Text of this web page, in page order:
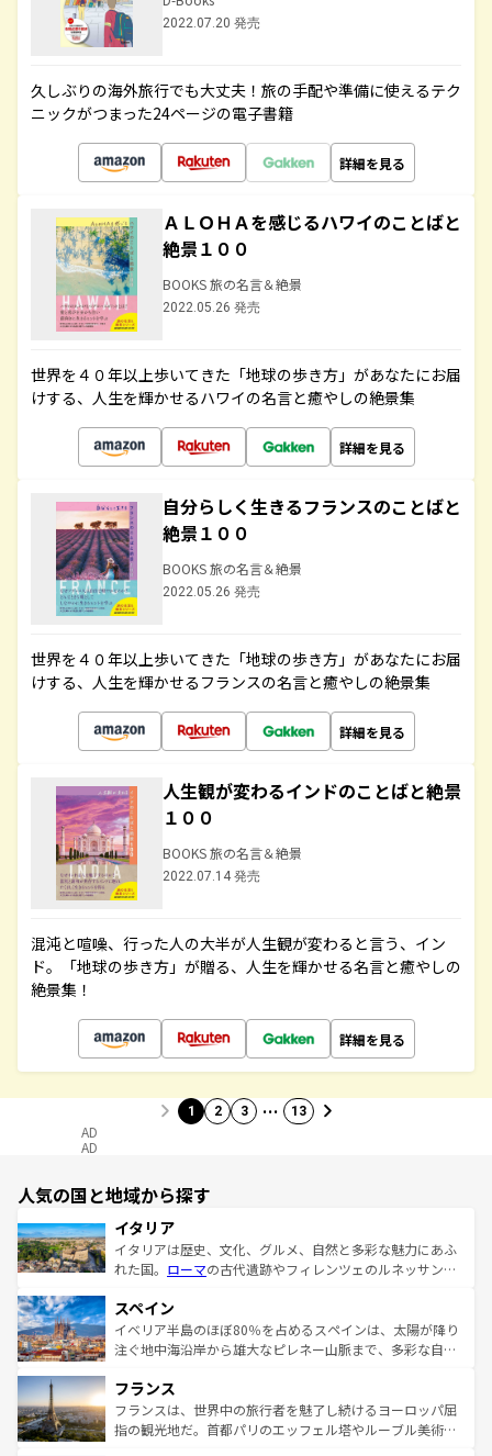
2022.07.20 発売
久しぶりの海外旅行でも大丈夫！旅の手配や準備に使えるテク
ニックがつまった24ページの電子書籍
詳細を見る
ＡＬＯＨＡを感じるハワイのことばと
絶景１００
BOOKS 旅の名言＆絶景
2022.05.26 発売
世界を４０年以上歩いてきた「地球の歩き方」があなたにお届
けする、人生を輝かせるハワイの名言と癒やしの絶景集
詳細を見る
自分らしく生きるフランスのことばと
絶景１００
BOOKS 旅の名言＆絶景
2022.05.26 発売
世界を４０年以上歩いてきた「地球の歩き方」があなたにお届
けする、人生を輝かせるフランスの名言と癒やしの絶景集
詳細を見る
人生観が変わるインドのことばと絶景
１００
BOOKS 旅の名言＆絶景
2022.07.14 発売
混沌と喧噪、行った人の大半が人生観が変わると言う、イン
ド。「地球の歩き方」が贈る、人生を輝かせる名言と癒やしの
絶景集！
詳細を見る
1 2 3 … 13
AD
AD
人気の国と地域から探す
イタリア
イタリアは歴史、文化、グルメ、自然と多彩な魅力にあふ
れた国。 ローマの古代遺跡やフィレンツェのルネッサンス
ろん、トスカーナの美しい田園風景やアマルフィ海岸の絶
景など、自然景観も見逃せない。観光の合間には、本場の
ピザやパスタなど、絶品のイタリア料理を堪能することも
ませてくれるイタリアで、忘れられない旅をしてみよう！
なお、新着のイタリア情報はコンテンツ一覧 を参照してほ
しい。
スペイン
イベリア半島のほぼ80％を占めるスペインは、太陽が降り
注ぐ地中海沿岸から雄大なピレネー山脈まで、多彩な自然
文化が根付くこの国では、情熱的なフラメンコ、熱気あふ
れる闘牛、そして美味しいタパスが生活の一部となってい
る。首都マドリードの洗練された雰囲気や、バルセロナの
フランス
フランスは、世界中の旅行者を魅了し続けるヨーロッパ屈
指の観光地だ。首都パリのエッフェル塔やルーブル美術館